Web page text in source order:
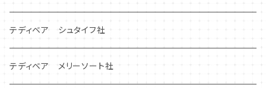
テディベア シュタイフ社
テディベア メリーソート社